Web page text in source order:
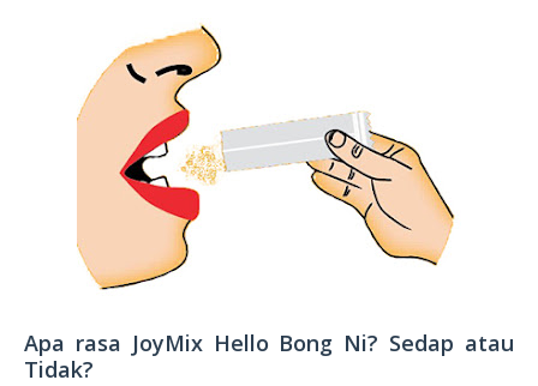
Apa rasa JoyMix Hello Bong Ni? Sedap atau
Tidak?